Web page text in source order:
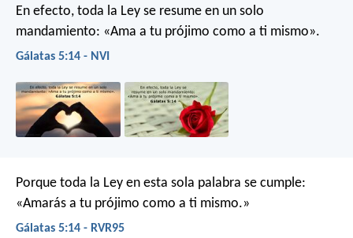
En efecto, toda la Ley se resume en un solo
mandamiento: «Ama a tu prójimo como a ti mismo».
Gálatas 5:14 - NVI
Porque toda la Ley en esta sola palabra se cumple:
«Amarás a tu prójimo como a ti mismo.»
Gálatas 5:14 - RVR95